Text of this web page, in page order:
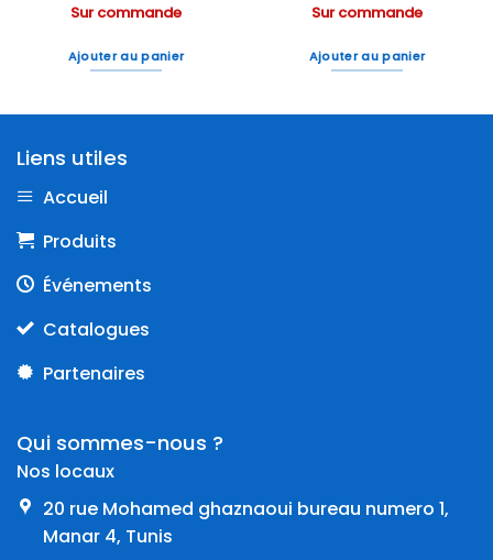
Sur commande
Ajouter au panier
Sur commande
Ajouter au panier
Liens utiles
Accueil
Produits
Événements
Catalogues
Partenaires
Qui sommes-nous ?
Nos locaux
20 rue Mohamed ghaznaoui bureau numero 1,
Manar 4, Tunis